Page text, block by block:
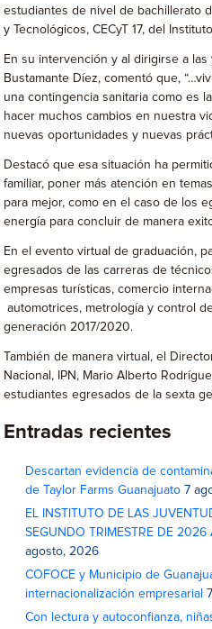
estudiantes de nivel de bachillerato
y Tecnológicos, CECyT 17, del
En su intervención y al dirigirse a las
Bustamante Díez, comentó que,
una contingencia sanitaria como es
hacer muchos cambios en nuestra
nuevas oportunidades y nuevas
Destacó que esa situación ha
familiar, poner más atención en
para mejor, como en el caso de los
energía para concluir de manera
En el evento virtual de graduación,
egresados de las carreras de
empresas turísticas, comercio
automotrices, metrología y control
generación 2017/2020.
También de manera virtual, el
Nacional, IPN, Mario Alberto
estudiantes egresados de la sexta
Entradas recientes
Descartan evidencia de
de Taylor Farms Guanajuato 7
EL INSTITUTO DE LAS
SEGUNDO TRIMESTRE DE 2026
agosto, 2026
COFOCE y Municipio de
internacionalización empresarial
Con lectura y autoconfianza,